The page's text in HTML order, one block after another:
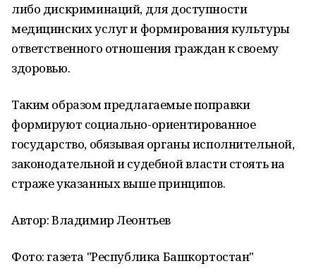
либо дискриминаций, для доступности
медицинских услуг и формирования культуры
ответственного отношения граждан к своему
здоровью.
Таким образом предлагаемые поправки
формируют социально-ориентированное
государство, обязывая органы исполнительной,
законодательной и судебной власти стоять на
страже указанных выше принципов.
Автор: Владимир Леонтьев
Фото: газета "Республика Башкортостан"